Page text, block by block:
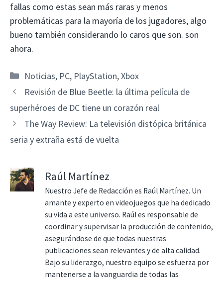
fallas como estas sean más raras y menos
problemáticas para la mayoría de los jugadores, algo
bueno también considerando lo caros que son. son
ahora.
Categorías
Noticias, PC, PlayStation,Xbox
Revisión de Blue Beetle: la última película de
superhéroes de DC tiene un corazón real
The Way Review: La televisión distópica británica
seria y extraña está de vuelta
Raúl Martínez
Nuestro Jefe de Redacción es Raúl Martínez. Un
amante y experto en videojuegos que ha dedicado
su vida a este universo. Raúl es responsable de
coordinar y supervisar la producción de contenido,
asegurándose de que todas nuestras
publicaciones sean relevantes y de alta calidad.
Bajo su liderazgo, nuestro equipo se esfuerza por
mantenerse a la vanguardia de todas las